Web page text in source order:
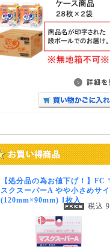
【処分品の為お値下げ！】FC
スクスーパーA やや小さめサ
(120mm×90mm) 1枚入
税込